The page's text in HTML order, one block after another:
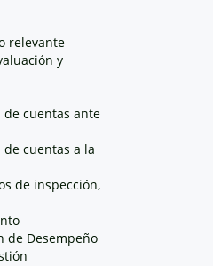
relevante
y
cuentas ante
cuentas a la
de inspección,
de Desempeño